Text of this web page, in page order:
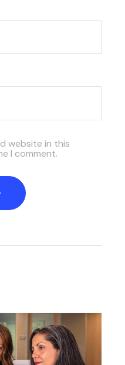
website in this
I comment.